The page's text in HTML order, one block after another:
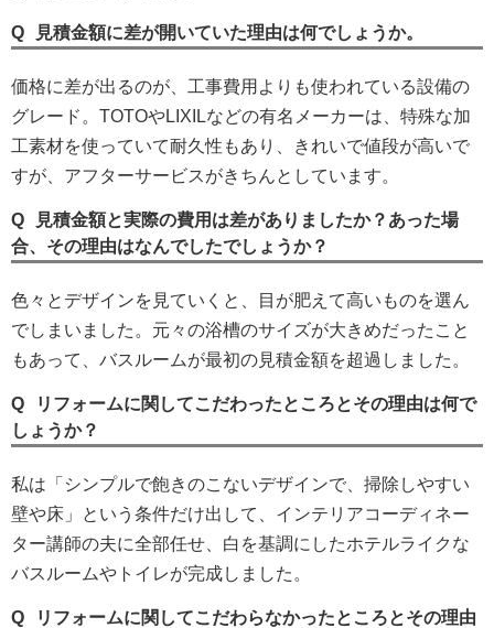
見積金額に差が開いていた理由は何でしょうか。
価格に差が出るのが、工事費用よりも使われている設備の
グレード。TOTOやLIXILなどの有名メーカーは、特殊な加
工素材を使っていて耐久性もあり、きれいで値段が高いで
すが、アフターサービスがきちんとしています。
見積金額と実際の費用は差がありましたか？あった場
合、その理由はなんでしたでしょうか？
色々とデザインを見ていくと、目が肥えて高いものを選ん
でしまいました。元々の浴槽のサイズが大きめだったこと
もあって、バスルームが最初の見積金額を超過しました。
リフォームに関してこだわったところとその理由は何で
しょうか？
私は「シンプルで飽きのこないデザインで、掃除しやすい
壁や床」という条件だけ出して、インテリアコーディネー
ター講師の夫に全部任せ、白を基調にしたホテルライクな
バスルームやトイレが完成しました。
リフォームに関してこだわらなかったところとその理由